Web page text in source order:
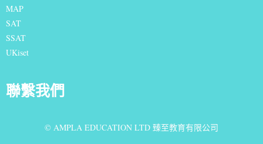
MAP
SAT
SSAT
UKiset
聯繫我們
© AMPLA EDUCATION LTD 臻至教育有限公司